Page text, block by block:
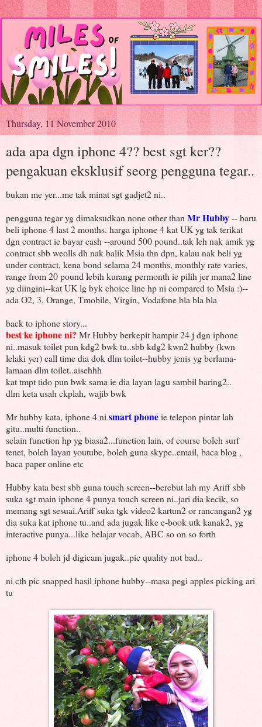
Thursday, 11 November 2010
ada apa dgn iphone 4?? best sgt ker??
pengakuan eksklusif seorg pengguna tegar..
bukan me yer...me tak minat sgt gadjet2 ni..
pengguna tegar yg dimaksudkan none other thanMr Hubby-- baru
beli iphone 4 last 2 months. harga iphone 4 kat UK yg tak terikat
dgn contract ie bayar cash --around 500 pound..tak leh nak amik yg
contract sbb weolls dh nak balik Msia thn dpn, kalau nak beli yg
under contract, kena bond selama 24 months, monthly rate varies,
range from 20 pound lebih kurang permonth ie pilih jer mana2 line
yg diingini--kat UK lg byk choice line hp ni compared to Msia :)--
ada O2, 3, Orange, Tmobile, Virgin, Vodafone bla bla bla
back to iphone story...
best ke iphone ni? Mr Hubby berkepit hampir 24 j dgn iphone
ni..masuk toilet pun kdg2 bwk tu..sbb kdg2 kwn2 hubby (kwn
lelaki yer) call time dia dok dlm toilet--hubby jenis yg berlama-
lamaan dlm toilet..aisehhh
kat tmpt tido pun bwk sama ie dia layan lagu sambil baring2..
dlm keta usah ckplah, wajib bwk
Mr hubby kata, iphone 4 nismart phoneie telepon pintar lah
gitu..multi function..
selain function hp yg biasa2...function lain, of course boleh surf
tenet, boleh layan youtube, boleh guna skype..email, baca blog ,
baca paper online etc
Hubby kata best sbb guna touch screen--berebut lah my Ariff sbb
suka sgt main iphone 4 punya touch screen ni..jari dia kecik, so
memang sgt sesuai.Ariff suka tgk video2 kartun2 or rancangan2 yg
dia suka kat iphone tu..and ada jugak like e-book utk kanak2, yg
interactive punya...like belajar vocab, ABC so on so forth
iphone 4 boleh jd digicam jugak..pic quality not bad..
ni cth pic snapped hasil iphone hubby--masa pegi apples picking ari
tu